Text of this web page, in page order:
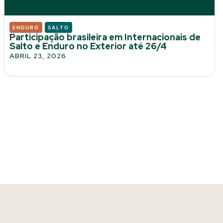
ENDURO SALTO
Participação brasileira em Internacionais de
Salto e Enduro no Exterior até 26/4
ABRIL 23, 2026